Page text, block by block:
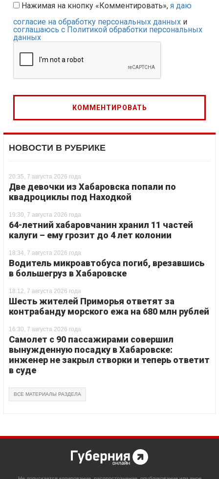
Нажимая на кнопку «Комментировать», я даю
согласие на обработку персональных данных и
соглашаюсь с Политикой обработки персональных
данных
НОВОСТИ В РУБРИКЕ
20:35, 7 августа 2026 года
Две девочки из Хабаровска попали по
квадроциклы под Находкой
19:30, 7 августа 2026 года
64-летний хабаровчанин хранил 11 частей
калуги – ему грозит до 4 лет колонии
18:34, 7 августа 2026 года
Водитель микроавтобуса погиб, врезавшись
в большегруз в Хабаровске
18:12, 7 августа 2026 года
Шесть жителей Приморья ответят за
контрабанду морского ежа на 680 млн рублей
16:30, 7 августа 2026 года
Самолет с 90 пассажирами совершил
вынужденную посадку в Хабаровске:
инженер не закрыл створки и теперь ответит
в суде
ВСЕ МАТЕРИАЛЫ РАЗДЕЛА